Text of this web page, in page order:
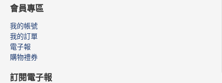
會員專區
我的帳號
我的訂單
電子報
購物禮券
訂閱電子報